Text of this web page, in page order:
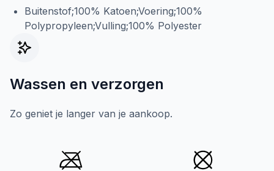
Buitenstof;100% Katoen;Voering;100%
Polypropyleen;Vulling;100% Polyester
Wassen en verzorgen
Zo geniet je langer van je aankoop.